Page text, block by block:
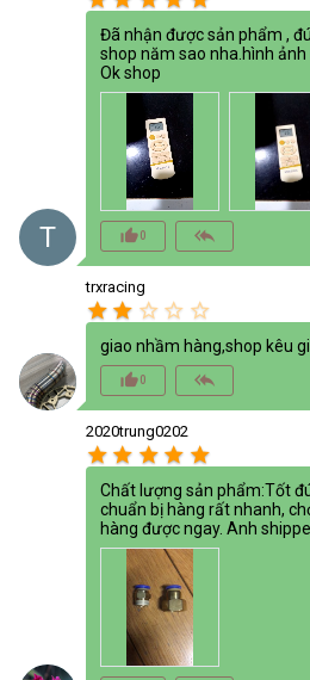
T
Đã nhận được sản phẩm ,
shop năm sao nha.hình
Ok shop
thumb_up_alt0 reply_all
trxracing
star star star_border star_border star_border
giao nhầm hàng,shop kêu
thumb_up_alt0 reply_all
2020trung0202
star star star star star
Chất lượng sản phẩm:Tốt
chuẩn bị hàng rất nhanh,
hàng được ngay. Anh